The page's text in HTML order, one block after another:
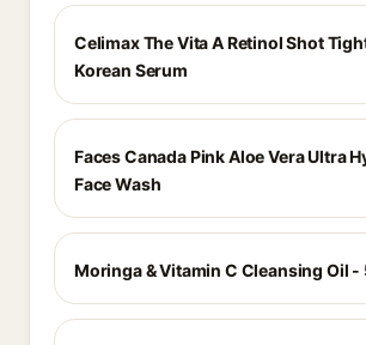
Celimax The Vita A Retinol Shot
Korean Serum
Faces Canada Pink Aloe Vera Ultra
Face Wash
Moringa & Vitamin C Cleansing Oil -